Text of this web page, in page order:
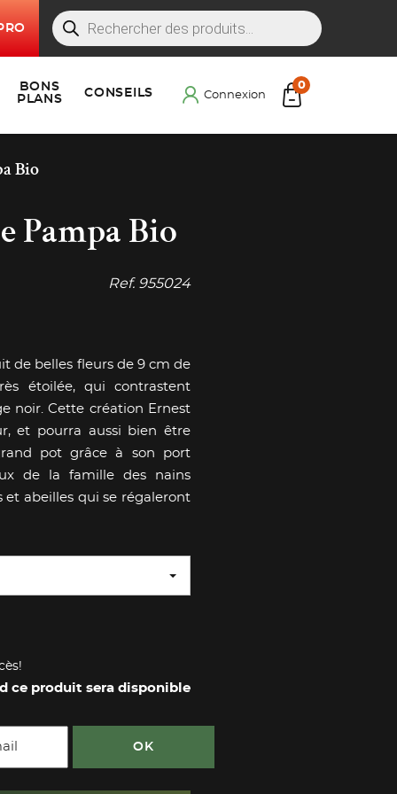
produits
Menu principal
BONS
PLANS
CONSEILS Connexion Cart
0
Products
Bio
Pampa Bio
Ref. 955024
de belles fleurs de 9 cm de
étoilée, qui contrastent
noir. Cette création Ernest
et pourra aussi bien être
pot grâce à son port
de la famille des nains
abeilles qui se régaleront
ce produit sera disponible
OK